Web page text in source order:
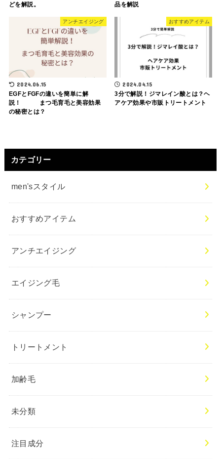
どを解説。
品を解説
アンチエイジング
2024.06.15
EGFとFGFの違いを簡単に解
説！ まつ毛育毛と美容効果
の秘密とは？
おすすめアイテム
2024.04.15
3分で解説！ジマレイン酸とは？ヘ
アケア効果や市販トリートメント
カテゴリー
men'sスタイル
おすすめアイテム
アンチエイジング
エイジング毛
シャンプー
トリートメント
加齢毛
未分類
注目成分